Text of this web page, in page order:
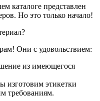
каталоге представлен
Но это только начало!
Они с удовольствием:
из имеющегося
изготовим этикетки
требованиям.